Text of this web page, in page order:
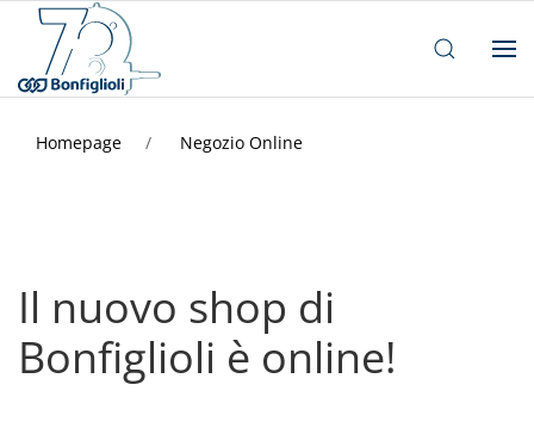
Homepage Negozio Online
Il nuovo shop di
Bonfiglioli è online!